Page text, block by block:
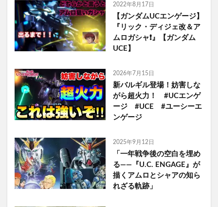
2022年8月17日
【ガンダムUCエンゲージ】
『リック・ディジェ改＆ア
ムロガシャ❗️』【ガンダム
UCE】
2026年7月15日
新バルギル登場！妨害しな
がら超火力！ #UCエンゲ
ージ #UCE #ユーシーエ
ンゲージ
2025年9月12日
「一年戦争後の空白を埋め
る――『U.C. ENGAGE』が
描くアムロとシャアの知ら
れざる軌跡」